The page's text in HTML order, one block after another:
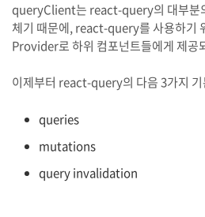
queryClient는 react-query의 대부분
체기 때문에, react-query를 사용하기
Provider로 하위 컴포넌트들에게 제공
이제부터 react-query의 다음 3가지 기
queries
mutations
query invalidation